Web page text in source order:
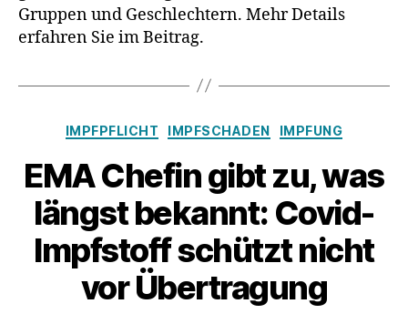
Gruppen und Geschlechtern. Mehr Details
erfahren Sie im Beitrag.
Kategorien
IMPFPFLICHT IMPFSCHADEN IMPFUNG
EMA Chefin gibt zu, was
längst bekannt: Covid-
Impfstoff schützt nicht
vor Übertragung